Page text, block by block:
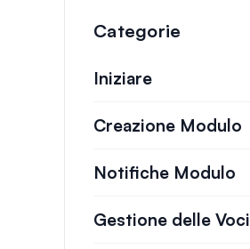
Categorie
Iniziare
Creazione Modulo
Notifiche Modulo
Gestione delle Voci